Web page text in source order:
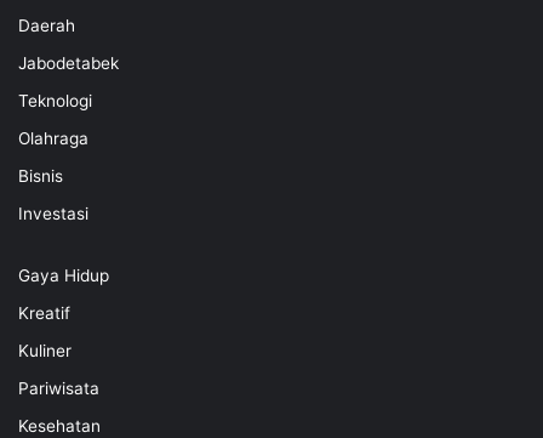
Daerah
Jabodetabek
Teknologi
Olahraga
Bisnis
Investasi
Gaya Hidup
Kreatif
Kuliner
Pariwisata
Kesehatan